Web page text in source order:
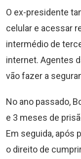
O ex-presidente
celular e acessar
intermédio de
internet. Agentes
vão fazer a
No ano passado,
e 3 meses de
Em seguida, após
o direito de